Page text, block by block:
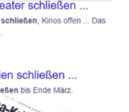
Child-
Menü